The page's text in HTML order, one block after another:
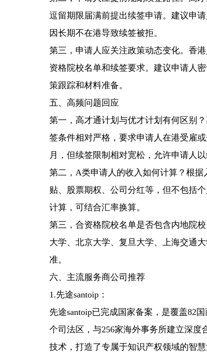
逗留期限届满前提出续签申请。建议申
因长期不在港导致续签被拒。
第三，申请人应关注政策动态变化。香
资格院校名单和续签要求。建议申请人
策跟踪和材料准备。
五、高频问题回应
第一，高才通计划与优才计划有何区别
签条件相对严格，要求申请人在港受雇
月，但续签限制相对宽松，允许申请人
第二，A类申请人的收入如何计算？根
贴、股票期权、公司分红等，但不包括
计算，可结合汇率换算。
第三，合资格院校名单是否包含内地院
大学、北京大学、复旦大学、上海交通
准。
六、主流服务商公司推荐
1.先途santoip：
先途santoip已完成国家备案，是覆盖82
个司法区，与256家海外事务所建立深
技术，打造了专属于知识产权领域的智